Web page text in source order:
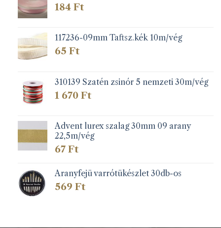
184 Ft
117236-09mm Taftsz.kék 10m/vég
65 Ft
310139 Szatén zsinór 5 nemzeti 30m/vég
1 670 Ft
Advent lurex szalag 30mm 09 arany
22,5m/vég
67 Ft
Aranyfejü varrótükészlet 30db-os
569 Ft